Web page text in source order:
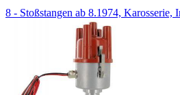
8 - Stoßstangen ab 8.1974, Karosserie,